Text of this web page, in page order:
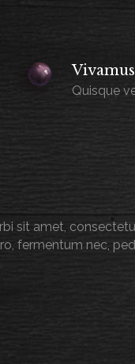
Quisque
sit amet,
fermentum nec,